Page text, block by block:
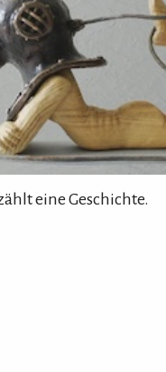
eine Geschichte.